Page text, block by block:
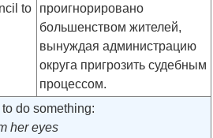
to
проигнорировано
большенством жителей,
вынуждая администрацию
округа пригрозить судебным
процессом.
do something:
her eyes